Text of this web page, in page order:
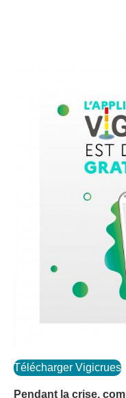
Télécharger Vigicrues
Pendant la crise,